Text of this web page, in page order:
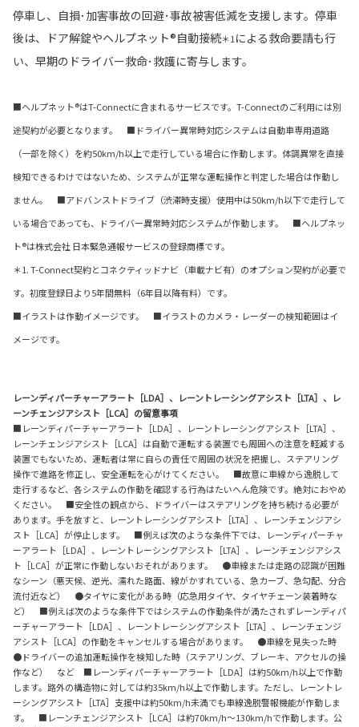
停車し、自損･加害事故の回避･事故被害低減を支援します。停車
後は、ドア解錠やヘルプネット®自動接続＊1 による救命要請も行
い、早期のドライバー救命･救護に寄与します。
■ヘルプネット®はT-Connectに含まれるサービスです。T-Connectのご利用には別
途契約が必要となります。 ■ドライバー異常時対応システムは自動車専用道路
（一部を除く）を約50km/h以上で走行している場合に作動します。体調異常を直接
検知できるわけではないため、システムが正常な運転操作と判定した場合は作動し
ません。 ■アドバンストドライブ（渋滞時支援）使用中は50km/h以下で走行して
いる場合であっても、ドライバー異常時対応システムが作動します。 ■ヘルプネッ
ト®は株式会社 日本緊急通報サービスの登録商標です。
＊1. T-Connect契約とコネクティッドナビ（車載ナビ有）のオプション契約が必要で
す。初度登録日より5年間無料（6年目以降有料）です。
■イラストは作動イメージです。 ■イラストのカメラ・レーダーの検知範囲はイ
メージです。
レーンディパーチャーアラート［LDA］、レーントレーシングアシスト［LTA］、レ
ーンチェンジアシスト［LCA］の留意事項
■レーンディパーチャーアラート［LDA］、レーントレーシングアシスト［LTA］、
レーンチェンジアシスト［LCA］は自動で運転する装置でも周囲への注意を軽減する
装置でもないため、運転者は常に自らの責任で周囲の状況を把握し、ステアリング
操作で進路を修正し、安全運転を心がけてください。 ■故意に車線から逸脱して
走行するなど、各システムの作動を確認する行為はたいへん危険です。絶対におやめ
ください。 ■安全性の観点から、ドライバーはステアリングを持ち続ける必要が
あります。手を放すと、レーントレーシングアシスト［LTA］、レーンチェンジアシ
スト［LCA］が停止します。 ■例えば次のような条件下では、レーンディパーチャ
ーアラート［LDA］、レーントレーシングアシスト［LTA］、レーンチェンジアシス
ト［LCA］が正常に作動しないおそれがあります。 ●車線または走路の認識が困難
なシーン（悪天候、逆光、濡れた路面、線がかすれている、急カーブ、急勾配、分合
流付近など） ●タイヤに変化がある時（応急用タイヤ、タイヤチェーン装着時な
ど） ■例えば次のような条件下ではシステムの作動条件が満たされずレーンディパ
ーチャーアラート［LDA］、レーントレーシングアシスト［LTA］、レーンチェンジ
アシスト［LCA］の作動をキャンセルする場合があります。 ●車線を見失った時
●ドライバーの追加運転操作を検知した時（ステアリング、ブレーキ、アクセルの操
作など） など ■レーンディパーチャーアラート［LDA］は約50km/h以上で作動
します。路外の構造物に対しては約35km/h以上で作動します。ただし、レーントレ
ーシングアシスト［LTA］支援中は約50km/h未満でも車線逸脱警報機能が作動しま
す。 ■レーンチェンジアシスト［LCA］は約70km/h～130km/hで作動します。公